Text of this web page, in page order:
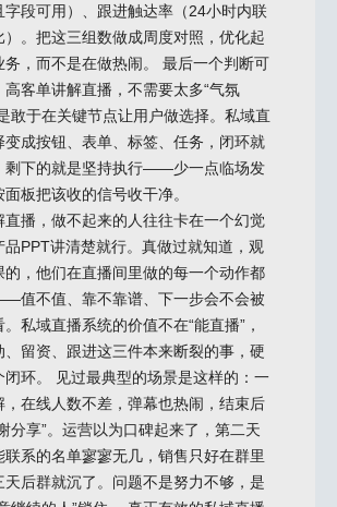
字段可用）、跟进触达率（24小时内联
）。把这三组数做成周度对照，优化起
务，而不是在做热闹。 最后一个判断可
客单讲解直播，不需要太多“气氛
敢于在关键节点让用户做选择。私域直
变成按钮、表单、标签、任务，闭环就
剩下的就是坚持执行——少一点临场发
板把该收的信号收干净。
直播，做不起来的人往往卡在一个幻觉
品PPT讲清楚就行。真做过就知道，观
的，他们在直播间里做的每一个动作都
值不值、靠不靠谱、下一步会不会被
私域直播系统的价值不在“能直播”，
、留资、跟进这三件本来断裂的事，硬
闭环。 见过最典型的场景是这样的：一
，在线人数不差，弹幕也热闹，结束后
分享”。运营以为口碑起来了，第二天
联系的名单寥寥无几，销售只好在群里
天后群就沉了。问题不是努力不够，是